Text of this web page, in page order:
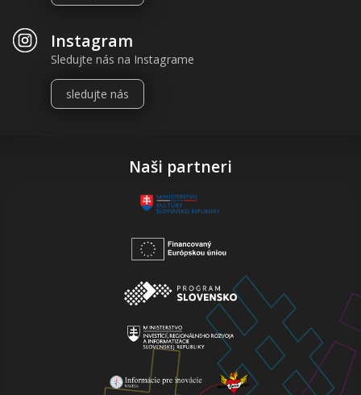
Instagram
Sledujte nás na Instagrame
sledujte nás
Naši partneri